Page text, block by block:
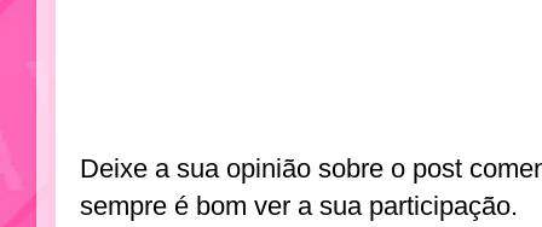
Deixe a sua opinião sobre o post
sempre é bom ver a sua participação.